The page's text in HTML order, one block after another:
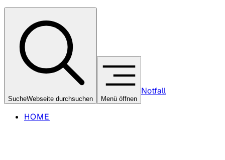
SucheWebseite durchsuchen Menü öffnen
Notfall
HOME